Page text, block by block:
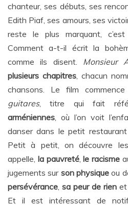
chanteur, ses débuts, ses
Edith Piaf, ses amours, ses
reste le plus marquant, c’est
Comment a-t-il écrit la
comme ils disent. Monsieur
plusieurs chapitres, chacun
chansons. Le film
guitares, titre qui fait
arméniennes, où l’on voit
danser dans le petit
Petit à petit, on découvre
appelle, la pauvreté,le racisme
jugements sur son physiqueou
persévérance, sa peur de rien
Et il est intéressant de